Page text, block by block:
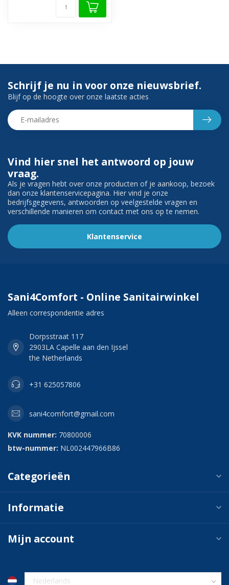
Vind hier snel het antwoord op jouw
vraag.
Als je vragen hebt over onze producten of je aankoop, bezoek
dan onze klantenservicepagina. Hier vind je onze
bedrijfsgegevens, antwoorden op veelgestelde vragen en
verschillende manieren om contact met ons op te nemen.
Klantenservice
Schrijf je nu in voor onze nieuwsbrief.
Blijf op de hoogte over onze laatste acties
Sani4Comfort - Online Sanitairwinkel
Alleen correspondentie adres
Dorpsstraat 117
2903LA Capelle aan den Ijssel
the Netherlands
+31 625057806
sani4comfort@gmail.com
KVK nummer: 70800006
btw-nummer: NL002447966B86
Categorieën
Informatie
Mijn account